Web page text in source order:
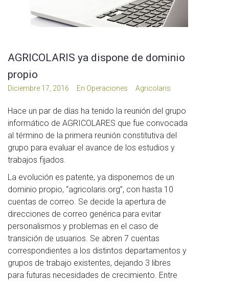
AGRICOLARIS ya dispone de dominio
propio
Diciembre 17, 2016 En Operaciones Agricolaris
Hace un par de días ha tenido la reunión del grupo
informático de AGRICOLARES que fue convocada
al término de la primera reunión constitutiva del
grupo para evaluar el avance de los estudios y
trabajos fijados.
La evolución es patente, ya disponemos de un
dominio propio, “agricolaris.org”, con hasta 10
cuentas de correo. Se decide la apertura de
direcciones de correo genérica para evitar
personalismos y problemas en el caso de
transición de usuarios. Se abren 7 cuentas
correspondientes a los distintos departamentos y
grupos de trabajo existentes, dejando 3 libres
para futuras necesidades de crecimiento. Entre